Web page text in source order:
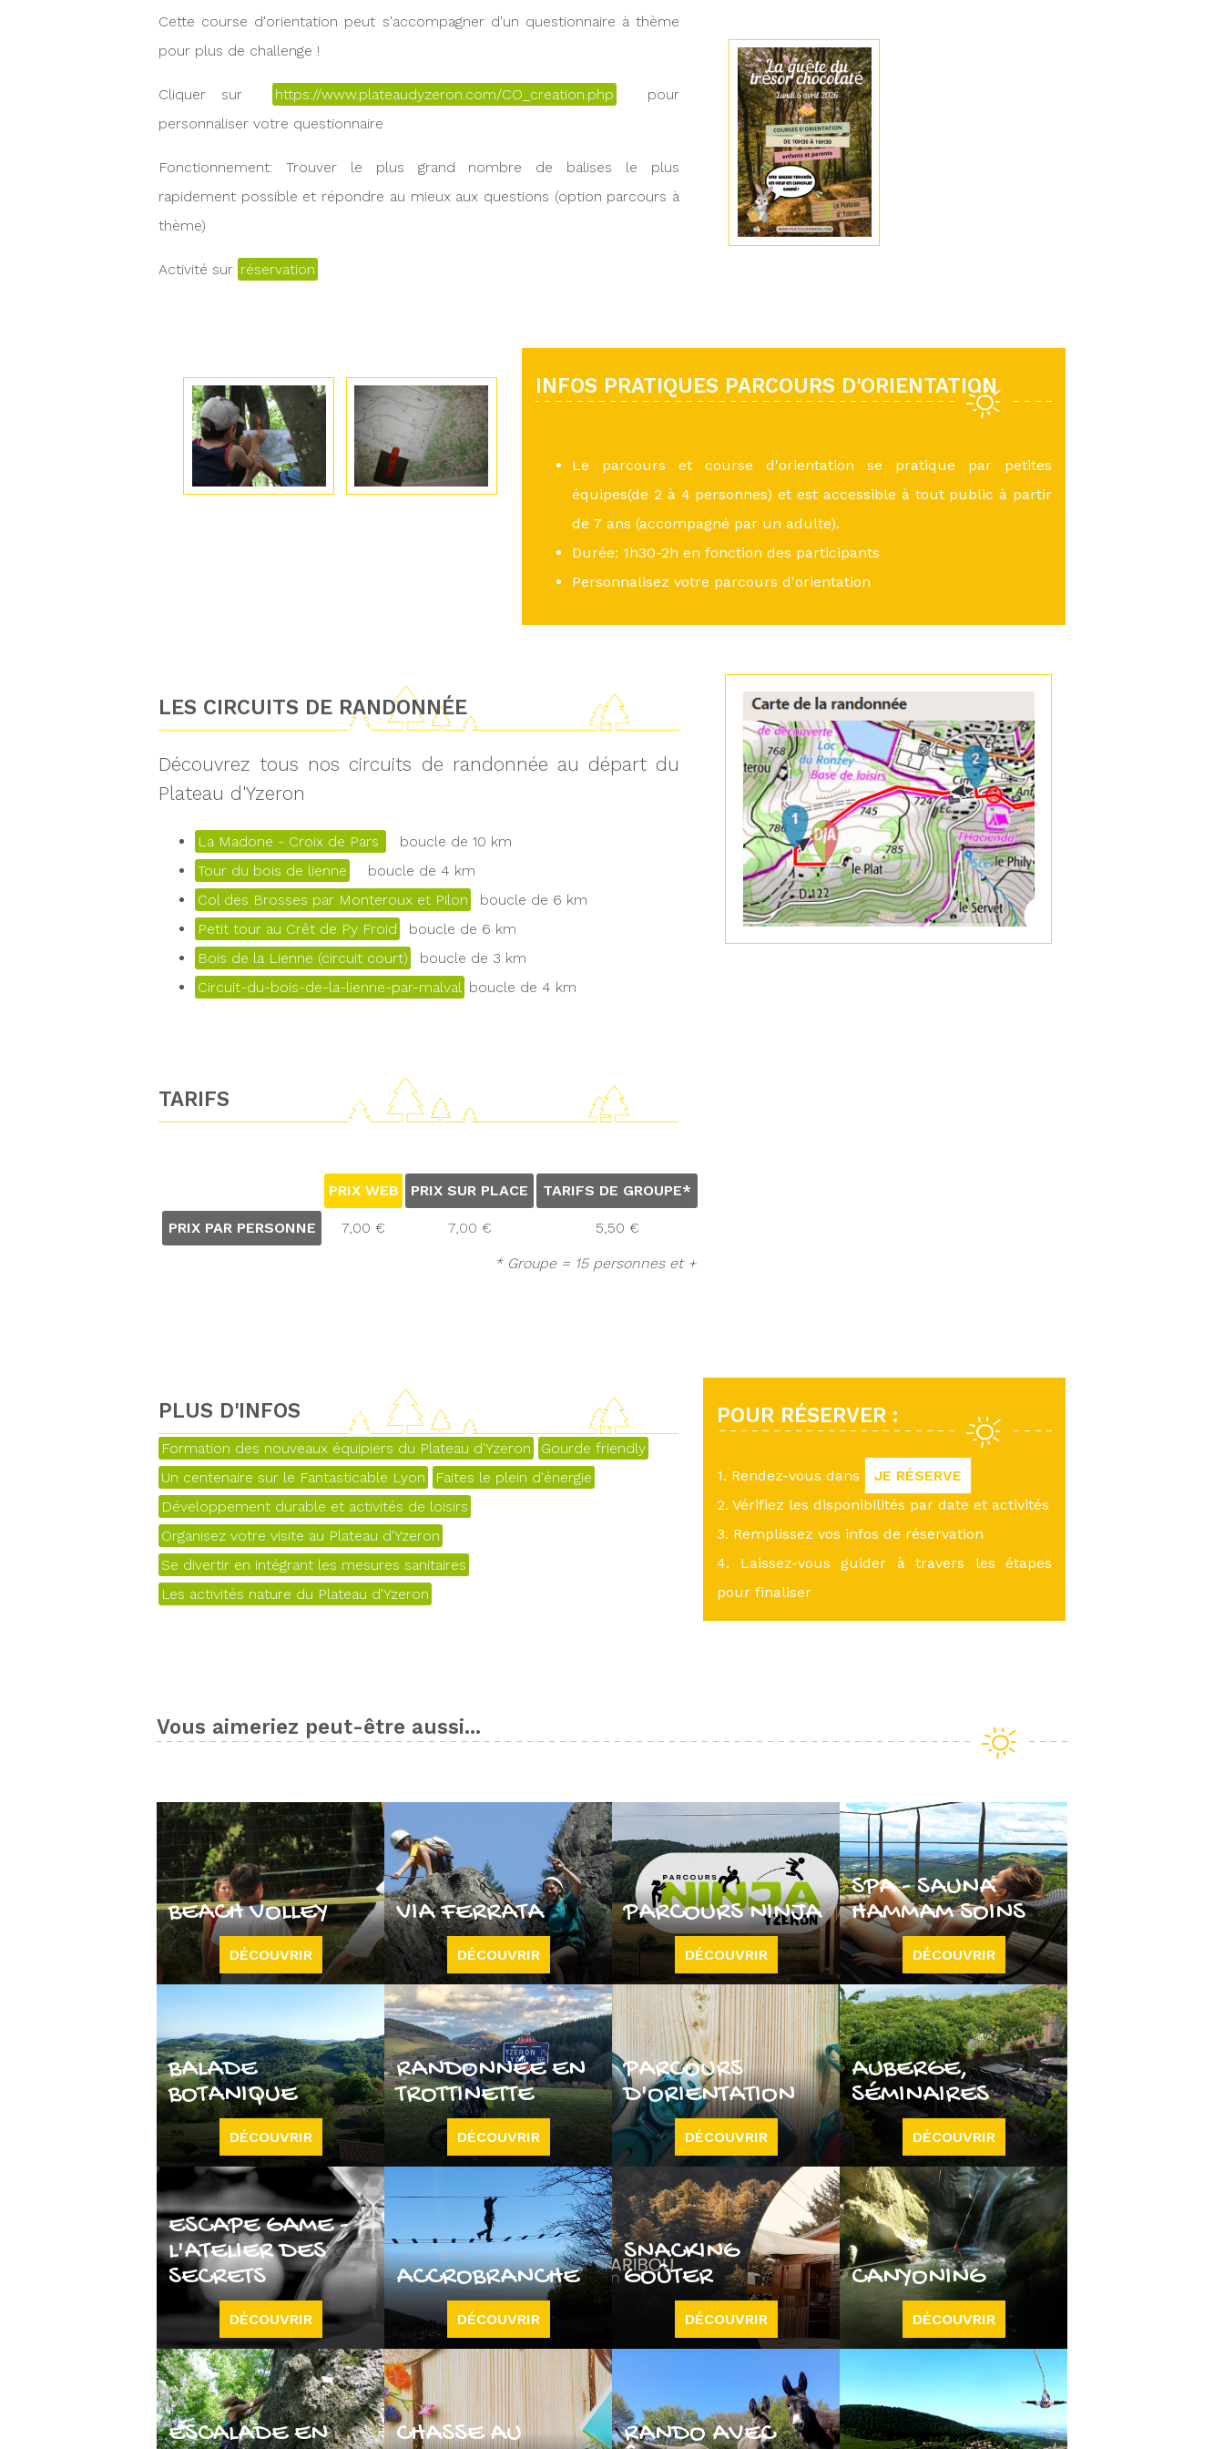
Cette course d'orientation peut s'accompagner d'un questionnaire à thème
pour plus de challenge !
Cliquer sur https://www.plateaudyzeron.com/CO_creation.php
pour
personnaliser votre questionnaire
Fonctionnement: Trouver le plus grand nombre de balises le plus
rapidement possible et répondre au mieux aux questions (option parcours à
thème)
Activité sur réservation
INFOS PRATIQUES PARCOURS D'ORIENTATION
Le parcours et course d'orientation se pratique par petites
équipes(de 2 à 4 personnes) et est accessible à tout public à partir
de 7 ans (accompagné par un adulte).
Durée: 1h30-2h en fonction des participants
Personnalisez votre parcours d'orientation
LES CIRCUITS DE RANDONNÉE
Découvrez tous nos circuits de randonnée au départ du
Plateau d'Yzeron
La Madone - Croix de Pars
boucle de 10 km
Tour du bois de lienne
boucle de 4 km
Col des Brosses par Monteroux et Pilon
boucle de 6 km
Petit tour au Crêt de Py Froid
boucle de 6 km
Bois de la Lienne (circuit court)
boucle de 3 km
Circuit-du-bois-de-la-lienne-par-malval boucle de 4 km
TARIFS
PRIX WEB PRIX SUR PLACE TARIFS DE GROUPE*
PRIX PAR PERSONNE 7,00 € 7,00 € 5,50 €
* Groupe = 15 personnes et +
PLUS D'INFOS
Formation des nouveaux équipiers du Plateau d'Yzeron
Gourde friendly
Un centenaire sur le Fantasticable Lyon
Faites le plein d'énergie
Développement durable et activités de loisirs
Organisez votre visite au Plateau d'Yzeron
Se divertir en intégrant les mesures sanitaires
Les activités nature du Plateau d'Yzeron
POUR RÉSERVER :
1. Rendez-vous dans
JE RÉSERVE
2. Vérifiez les disponibilités par date et activités
3. Remplissez vos infos de réservation
4. Laissez-vous guider à travers les étapes
pour finaliser
Vous aimeriez peut-être aussi...
BEACH VOLLEY
DÉCOUVRIR
VIA FERRATA
DÉCOUVRIR
PARCOURS NINJA
DÉCOUVRIR
SPA - SAUNA
HAMMAM SOINS
DÉCOUVRIR
BALADE
BOTANIQUE
DÉCOUVRIR
RANDONNÉE EN
TROTTINETTE
DÉCOUVRIR
PARCOURS
D'ORIENTATION
DÉCOUVRIR
AUBERGE,
SÉMINAIRES
DÉCOUVRIR
ESCAPE GAME -
L'ATELIER DES
SECRETS
DÉCOUVRIR
ACCROBRANCHE
DÉCOUVRIR
SNACKING
GOÛTER
DÉCOUVRIR
CANYONING
DÉCOUVRIR
ESCALADE EN
CHASSE AU
RANDO AVEC